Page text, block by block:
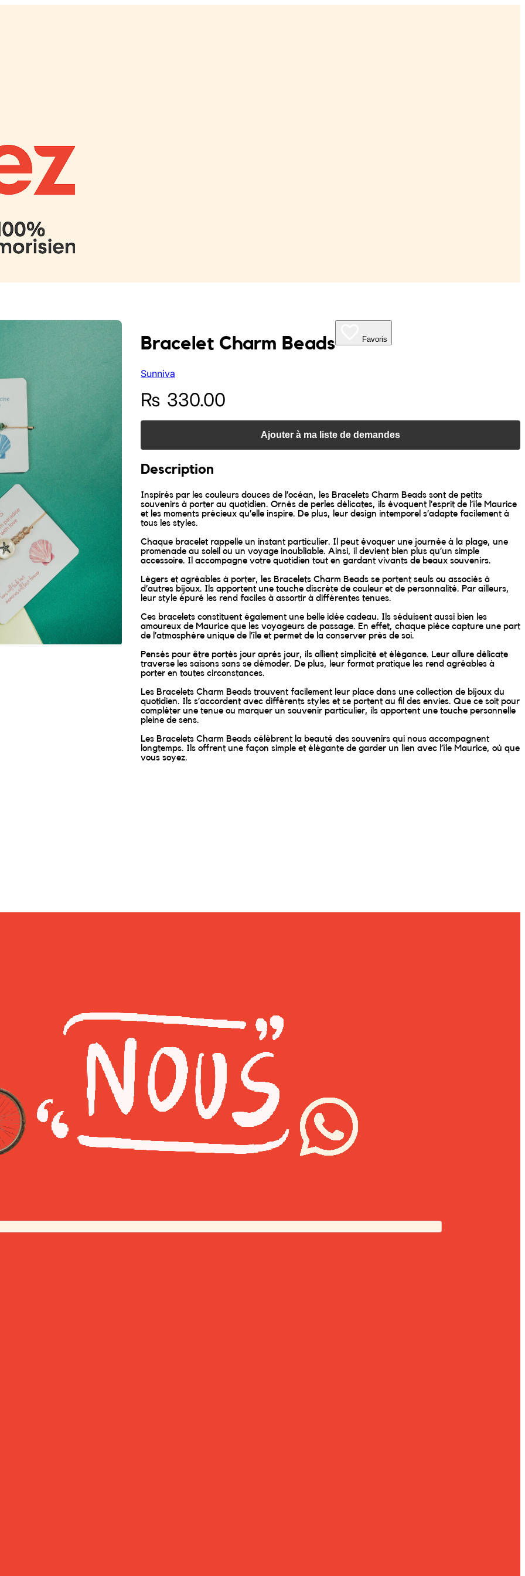
Bracelet Charm Beads
Sunniva
Favoris
₨ 330.00
Ajouter à ma liste de demandes
Description
Inspirés par les couleurs douces de l’océan, les Bracelets Charm Beads sont de petits
souvenirs à porter au quotidien. Ornés de perles délicates, ils évoquent l’esprit de l’île Maurice
et les moments précieux qu’elle inspire. De plus, leur design intemporel s’adapte facilement à
tous les styles.
Chaque bracelet rappelle un instant particulier. Il peut évoquer une journée à la plage, une
promenade au soleil ou un voyage inoubliable. Ainsi, il devient bien plus qu’un simple
accessoire. Il accompagne votre quotidien tout en gardant vivants de beaux souvenirs.
Légers et agréables à porter, les Bracelets Charm Beads se portent seuls ou associés à
d’autres bijoux. Ils apportent une touche discrète de couleur et de personnalité. Par ailleurs,
leur style épuré les rend faciles à assortir à différentes tenues.
Ces bracelets constituent également une belle idée cadeau. Ils séduisent aussi bien les
amoureux de Maurice que les voyageurs de passage. En effet, chaque pièce capture une part
de l’atmosphère unique de l’île et permet de la conserver près de soi.
Pensés pour être portés jour après jour, ils allient simplicité et élégance. Leur allure délicate
traverse les saisons sans se démoder. De plus, leur format pratique les rend agréables à
porter en toutes circonstances.
Les Bracelets Charm Beads trouvent facilement leur place dans une collection de bijoux du
quotidien. Ils s’accordent avec différents styles et se portent au fil des envies. Que ce soit pour
compléter une tenue ou marquer un souvenir particulier, ils apportent une touche personnelle
pleine de sens.
Les Bracelets Charm Beads célèbrent la beauté des souvenirs qui nous accompagnent
longtemps. Ils offrent une façon simple et élégante de garder un lien avec l’île Maurice, où que
vous soyez.